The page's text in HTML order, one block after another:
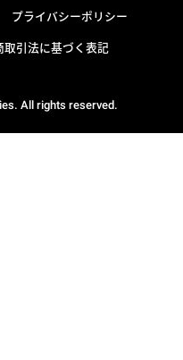
All rights reserved.
プライバシーポリシー
取引法に基づく表記